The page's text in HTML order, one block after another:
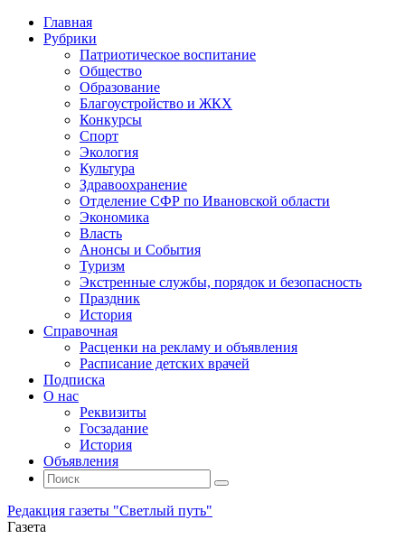
Главная
Рубрики
Патриотическое воспитание
Общество
Образование
Благоустройство и ЖКХ
Конкурсы
Спорт
Экология
Культура
Здравоохранение
Отделение СФР по Ивановской области
Экономика
Власть
Анонсы и События
Туризм
Экстренные службы, порядок и безопасность
Праздник
История
Справочная
Расценки на рекламу и объявления
Расписание детских врачей
Подписка
О нас
Реквизиты
Госзадание
История
Объявления
Поиск
Искать:
Поиск
Редакция газеты "Светлый путь"
Газета